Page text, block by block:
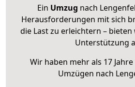
Ein Umzug nach
Herausforderungen mit sich
die Last zu erleichtern –
Unterstützung
Wir haben mehr als 17
Umzügen nach